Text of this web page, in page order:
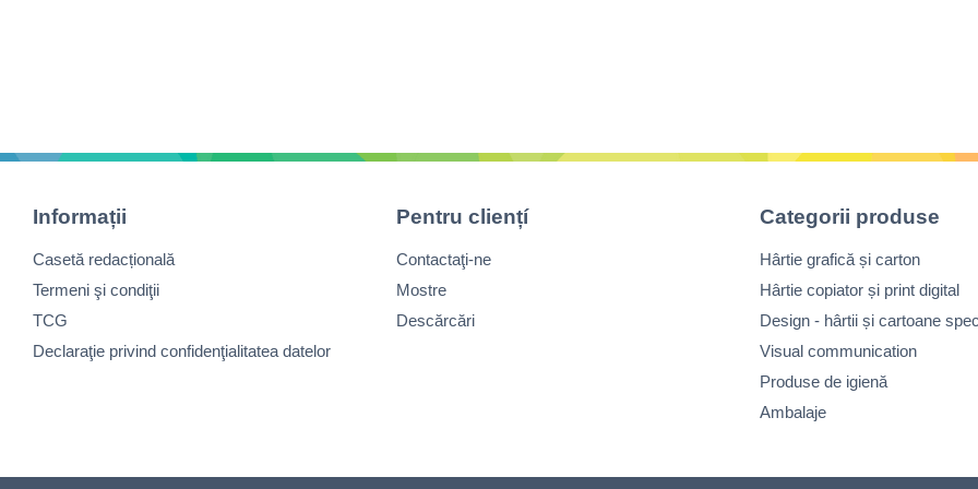
Informații
Casetă redacțională
Termeni şi condiţii
TCG
Declaraţie privind confidenţialitatea datelor
Pentru cliențí
Contactaţi-ne
Mostre
Descărcări
Categorii produse
Hârtie grafică și carton
Hârtie copiator și print digital
Design - hârtii și cartoane
Visual communication
Produse de igienă
Ambalaje